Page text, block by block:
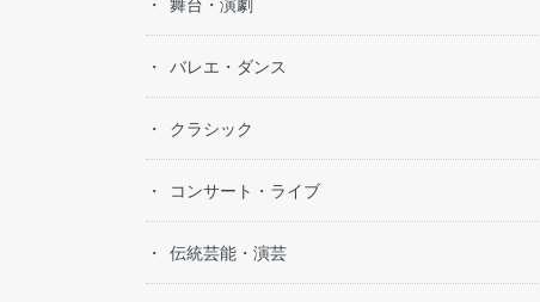
バレエ・ダンス
クラシック
コンサート・ライブ
伝統芸能・演芸